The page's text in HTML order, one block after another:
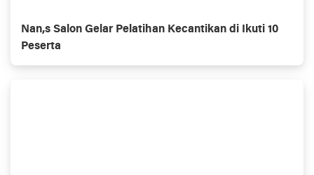
Nan,s Salon Gelar Pelatihan Kecantikan di Ikuti 10
Peserta